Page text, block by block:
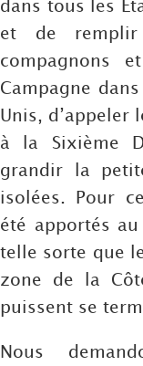
dans tous les
et de remplir
compagnons
Campagne
Unis, d’appeler
à la Sixième
grandir la
isolées. Pour
été apportés
telle sorte que
zone de la
puissent se
Nous